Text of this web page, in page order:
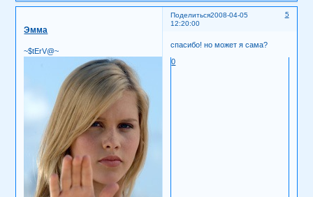
Поделиться 5
2008-04-05
12:20:00
Эмма
~$tErV@~
спасибо! но может я сама?
0